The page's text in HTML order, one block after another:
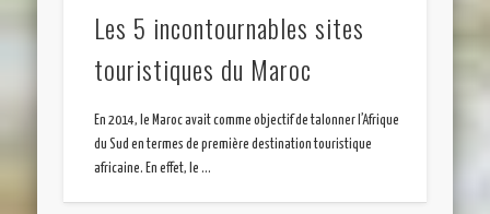
Les 5 incontournables sites
touristiques du Maroc
En 2014, le Maroc avait comme objectif de talonner l’Afrique
du Sud en termes de première destination touristique
africaine. En effet, le …